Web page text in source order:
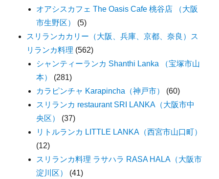
オアシスカフェ The Oasis Cafe 桃谷店 （大阪
市生野区）
(5)
スリランカカリー（大阪、兵庫、京都、奈良）ス
リランカ料理 (562)
シャンティーランカ Shanthi Lanka （宝塚市山
本）
(281)
カラピンチャ Karapincha（神戸市）
(60)
スリランカ restaurant SRI LANKA（大阪市中
央区）
(37)
リトルランカ LITTLE LANKA（西宮市山口町）
(12)
スリランカ料理 ラサハラ RASA HALA（大阪市
淀川区）
(41)